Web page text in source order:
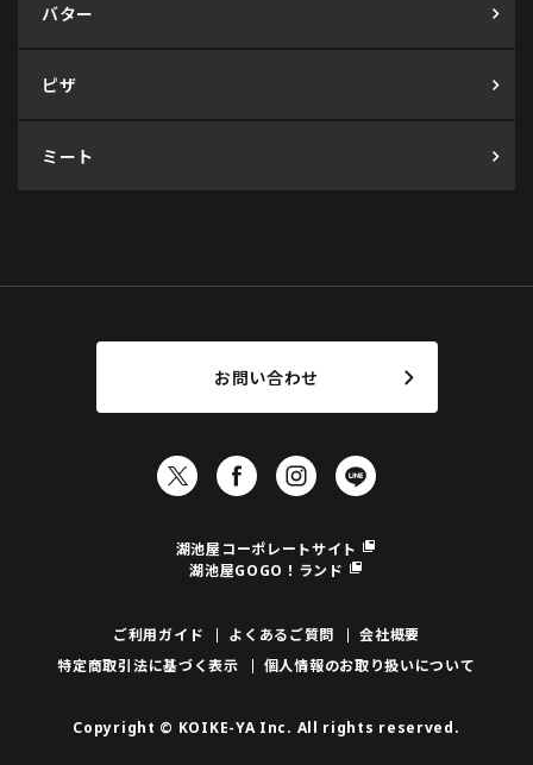
バター
ピザ
ミート
お問い合わせ
湖池屋コーポレートサイト
湖池屋GOGO！ランド
ご利用ガイド よくあるご質問
会社概要
特定商取引法に基づく表示
個人情報のお取り扱いについて
Copyright © KOIKE-YA Inc. All rights reserved.